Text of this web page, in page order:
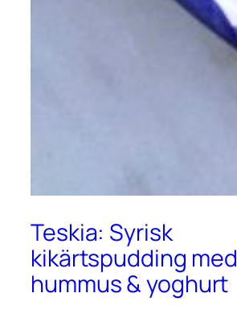
Teskia: Syrisk
kikärtspudding med
hummus & yoghurt